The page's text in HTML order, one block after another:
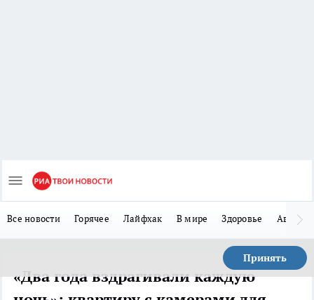
Все новости Горячее Лайфхак В мире Здоровье Авто
Принять
«Два года вздрагивали каждую